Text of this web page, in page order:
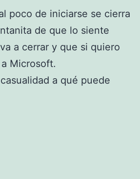
poco de iniciarse se cierra
de que lo siente
a cerrar y que si quiero
Microsoft.
a qué puede